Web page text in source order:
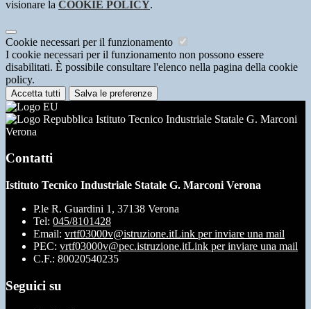
visionare la COOKIE POLICY.
Cookie necessari per il funzionamento
I cookie necessari per il funzionamento non possono essere
disabilitati. È possibile consultare l'elenco nella pagina della cookie
policy.
Accetta tutti Salva le preferenze
Istituto Tecnico Industriale Statale G. Marconi
Verona
Contatti
Istituto Tecnico Industriale Statale G. Marconi Verona
P.le R. Guardini 1, 37138 Verona
Tel: 045/8101428
Email: vrtf03000v@istruzione.itLink per inviare una mail
PEC: vrtf03000v@pec.istruzione.itLink per inviare una mail
C.F.: 80020540235
Seguici su